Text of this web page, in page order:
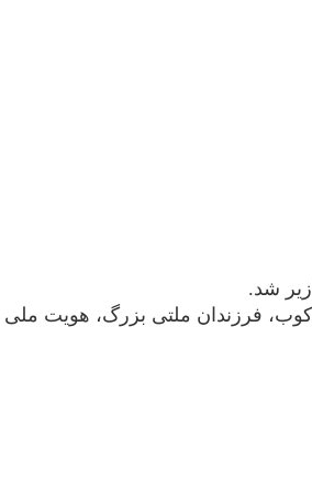
شد.
فرزندان ملتی بزرگ، هویت ملی